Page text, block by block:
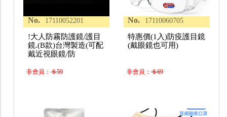
No. 17110052201
!大人防霧防護鏡/護目
鏡.(B款)台灣製造(可配
戴近視眼鏡/防
非會員：＄59
No. 17110060705
特惠價(1入)防疫護目鏡
(戴眼鏡也可用)
非會員：＄69